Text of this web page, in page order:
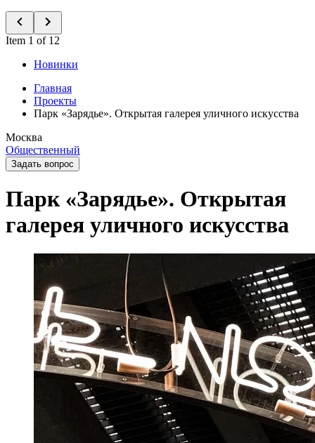
Item 1 of 12
Новинки
Главная
Проекты
Парк «Зарядье». Открытая галерея уличного искусства
Москва
Общественный
Задать вопрос
Парк «Зарядье». Открытая
галерея уличного искусства